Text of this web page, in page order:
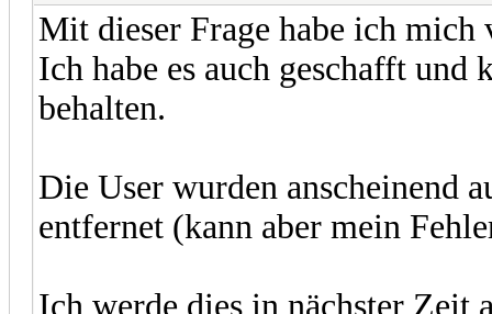
Mit dieser Frage habe ich
Ich habe es auch geschafft und
behalten.
Die User wurden anscheinend
entfernet (kann aber mein
Ich werde dies in nächster Zeit